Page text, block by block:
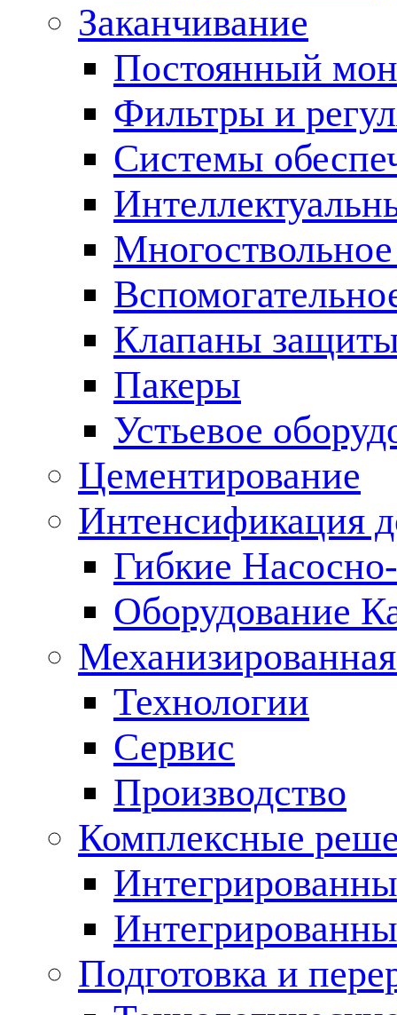
Заканчивание
Постоянный
Фильтры и
Cистемы
Клапаны
Пакеры
Устьевое
Цементирование
Интенсификация
Гибкие
Оборудование
Технологии
Сервис
Производство
Комплексные
Подготовка и